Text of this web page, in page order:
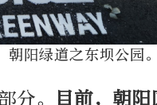
阳绿道之东坝公园
分。
目前，朝